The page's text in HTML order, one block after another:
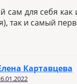
сам для себя
так и самый
Картавцева